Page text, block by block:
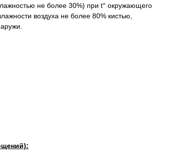
не более 30%) при t° окружающего
воздуха не более 80% кистью,